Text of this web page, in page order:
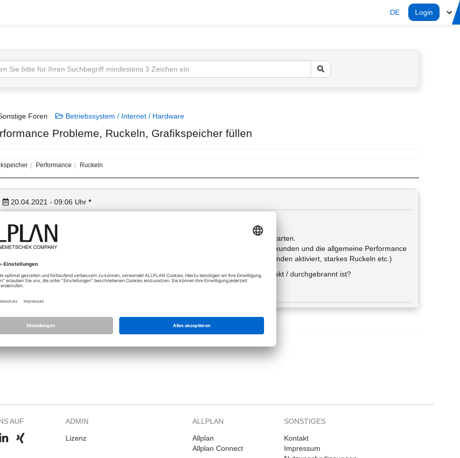
DE Login
Foren Betriebssystem / Internet / Hardware
Probleme, Ruckeln, Grafikspeicher füllen
Performance Ruckeln
20.04.2021 - 09:06 Uhr *
Guten Tag,
Vor knapp zwei Tagen ist mein Allplan 2017 abgestürzt und ich musste den PC Neustarten.
Seitdem habe ich bei jedem Teilbildladen den Text "Grafikspeicher füllen" für ca 3 Sekunden und die allgemeine Performance
des Programms ist stark eingeschränkt. (angeklickte Linien werden erst nach 3 Sekunden aktiviert, starkes Ruckeln etc.)
Hat da wer eine Lösung? Wie kann man prüfen ob ein RAM oder die Grafikkarte defekt / durchgebrannt ist?
Woran könnte es sonst liegen?
AUF ADMIN
Lizenz
ALLPLAN
Allplan
Allplan Connect
SONSTIGES
Kontakt
Impressum